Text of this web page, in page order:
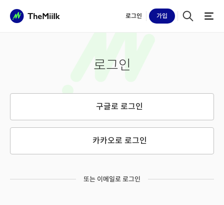
로그인 가입
로그인
구글로 로그인
카카오로 로그인
또는 이메일로 로그인